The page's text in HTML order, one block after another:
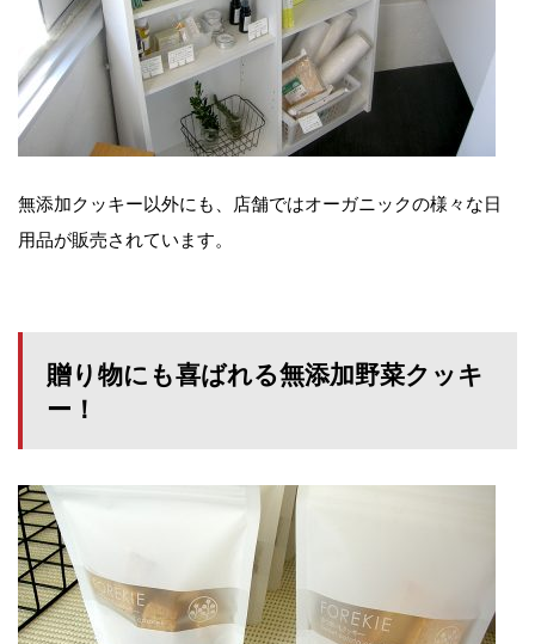
無添加クッキー以外にも、店舗ではオーガニックの様々な日
用品が販売されています。
贈り物にも喜ばれる無添加野菜クッキ
ー！